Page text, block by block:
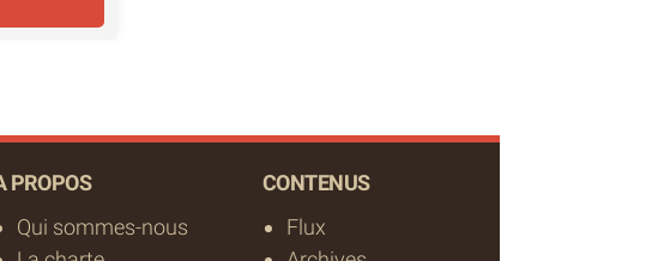
PROPOS
Qui sommes-nous
CONTENUS
Flux